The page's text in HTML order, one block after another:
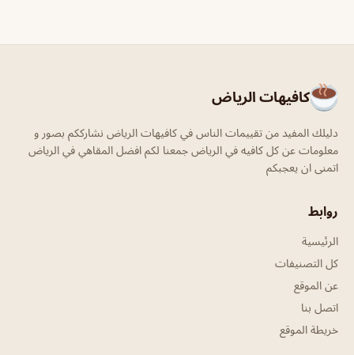
كافيهات الرياض
دليلك المفيد من تقييمات الناس في كافيهات الرياض نشارككم بصور و
معلومات عن كل كافيه في الرياض جمعنا لكم افضل المقاهي في الرياض
اتمنى ان يعجبكم
روابط
الرئيسية
كل التصنيفات
عن الموقع
اتصل بنا
خريطة الموقع